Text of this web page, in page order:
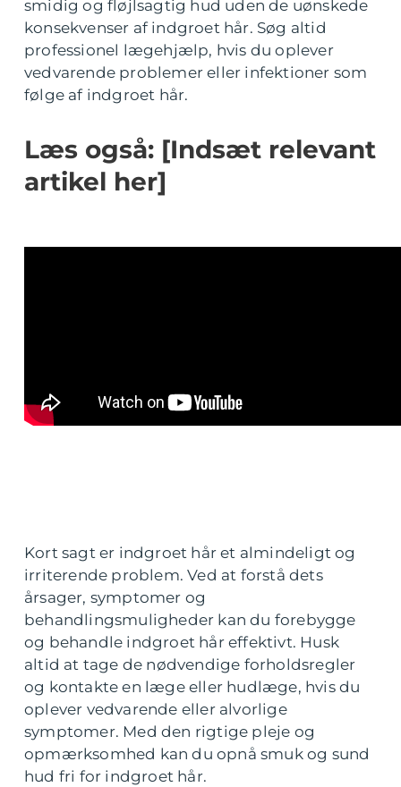
smidig og fløjlsagtig hud uden de uønskede
konsekvenser af indgroet hår. Søg altid
professionel lægehjælp, hvis du oplever
vedvarende problemer eller infektioner som
følge af indgroet hår.
Læs også: [Indsæt relevant
artikel her]
Kort sagt er indgroet hår et almindeligt og
irriterende problem. Ved at forstå dets
årsager, symptomer og
behandlingsmuligheder kan du forebygge
og behandle indgroet hår effektivt. Husk
altid at tage de nødvendige forholdsregler
og kontakte en læge eller hudlæge, hvis du
oplever vedvarende eller alvorlige
symptomer. Med den rigtige pleje og
opmærksomhed kan du opnå smuk og sund
hud fri for indgroet hår.